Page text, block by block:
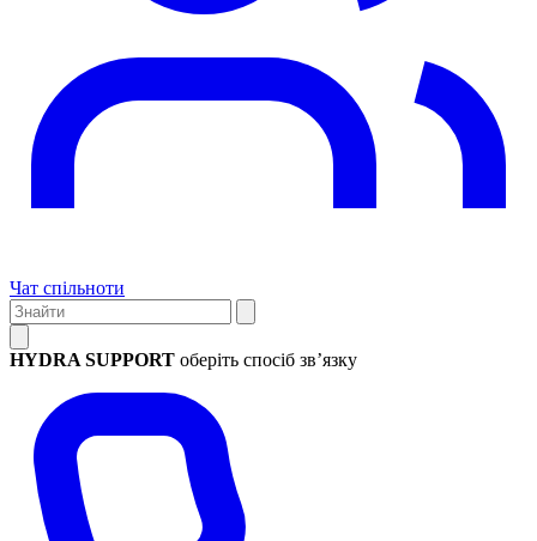
Чат спільноти
HYDRA SUPPORT оберіть спосіб зв’язку